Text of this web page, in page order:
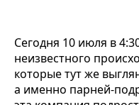
Сегодня 10 июля в
неизвестного
которые тут же
а именно парней-